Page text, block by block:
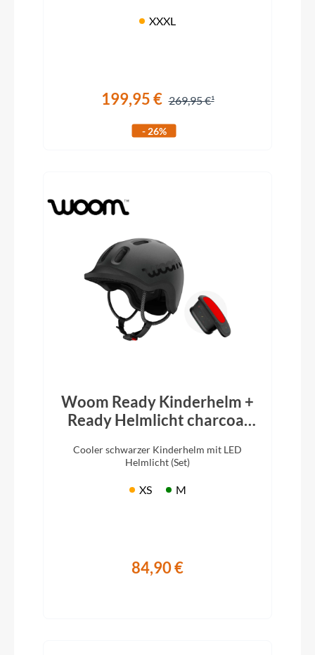
XXXL
199,95 € 269,95 €
- 26%
Woom Ready Kinderhelm +
Ready Helmlicht charcoal
Cooler schwarzer Kinderhelm mit LED
Helmlicht (Set)
XS M
84,90 €